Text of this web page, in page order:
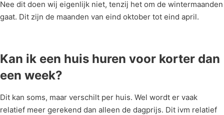
Nee dit doen wij eigenlijk niet, tenzij het om de wintermaanden
gaat. Dit zijn de maanden van eind oktober tot eind april.
Kan ik een huis huren voor korter dan
een week?
Dit kan soms, maar verschilt per huis. Wel wordt er vaak
relatief meer gerekend dan alleen de dagprijs. Dit ivm relatief